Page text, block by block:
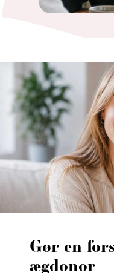
Gør en
ægdonor